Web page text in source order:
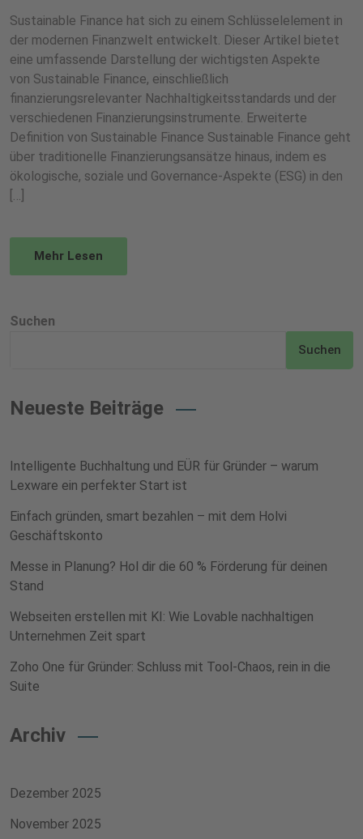
Sustainable Finance hat sich zu einem Schlüsselelement in
der modernen Finanzwelt entwickelt. Dieser Artikel bietet
eine umfassende Darstellung der wichtigsten Aspekte
von Sustainable Finance, einschließlich
finanzierungsrelevanter Nachhaltigkeitsstandards und der
verschiedenen Finanzierungsinstrumente. Erweiterte
Definition von Sustainable Finance Sustainable Finance geht
über traditionelle Finanzierungsansätze hinaus, indem es
ökologische, soziale und Governance-Aspekte (ESG) in den
[…]
Mehr Lesen
Suchen
Suchen
Neueste Beiträge
Intelligente Buchhaltung und EÜR für Gründer – warum
Lexware ein perfekter Start ist
Einfach gründen, smart bezahlen – mit dem Holvi
Geschäftskonto
Messe in Planung? Hol dir die 60 % Förderung für deinen
Stand
Webseiten erstellen mit KI: Wie Lovable nachhaltigen
Unternehmen Zeit spart
Zoho One für Gründer: Schluss mit Tool-Chaos, rein in die
Suite
Archiv
Dezember 2025
November 2025